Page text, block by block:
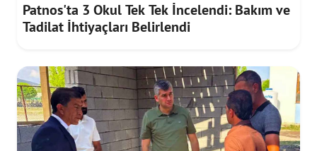
Patnos'ta 3 Okul Tek Tek İncelendi: Bakım ve
Tadilat İhtiyaçları Belirlendi